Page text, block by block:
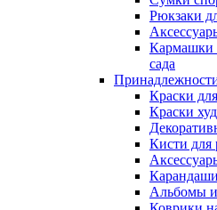
Рюкзаки
Кармашки
сада
Краски
Краски
Кисти для
Альбомы и